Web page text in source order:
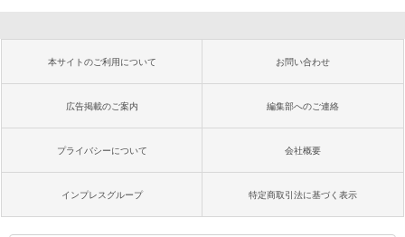
本サイトのご利用について お問い合わせ
広告掲載のご案内 編集部へのご連絡
プライバシーについて 会社概要
インプレスグループ 特定商取引法に基づく表示